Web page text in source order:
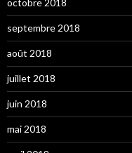
octobre 2018
septembre 2018
août 2018
juillet 2018
juin 2018
mai 2018